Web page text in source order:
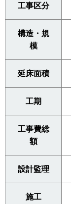
工事区分
構造・規
模
延床面積
工期
工事費総
額
設計監理
施工